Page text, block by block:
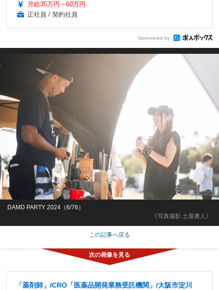
月給35万円～60万円
正社員 / 契約社員
Sponsored by
《写真撮影 土屋勇人》
DAMD PARTY 2024（6/76）
この記事へ戻る
「薬剤師」/CRO「医薬品開発業務受託機関」/大阪市淀川